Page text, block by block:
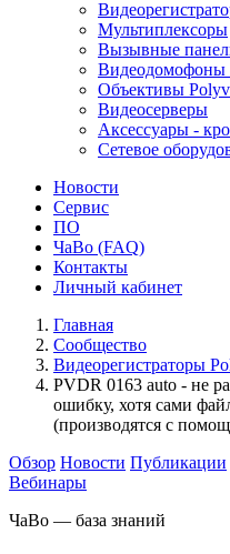
Мультиплексоры
Вызывные
Видеодомофоны
Объективы
Видеосерверы
Аксессуары -
Сетевое
Новости
Сервис
ПО
ЧаВо (FAQ)
Контакты
Личный кабинет
Главная
Сообщество
Видеорегистраторы
PVDR 0163 auto - не
ошибку, хотя сами
(производятся с
Обзор Новости Публикации
Вебинары
ЧаВо — база знаний